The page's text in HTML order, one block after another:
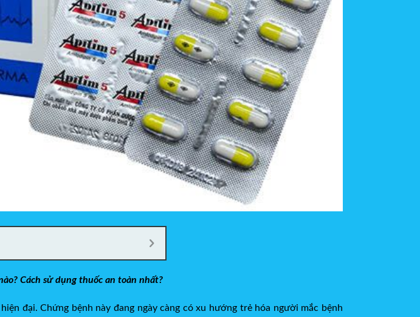
Cách sử dụng thuốc an toàn nhất?
đại. Chứng bệnh này đang ngày càng có xu hướng trẻ hóa người mắc bệnh